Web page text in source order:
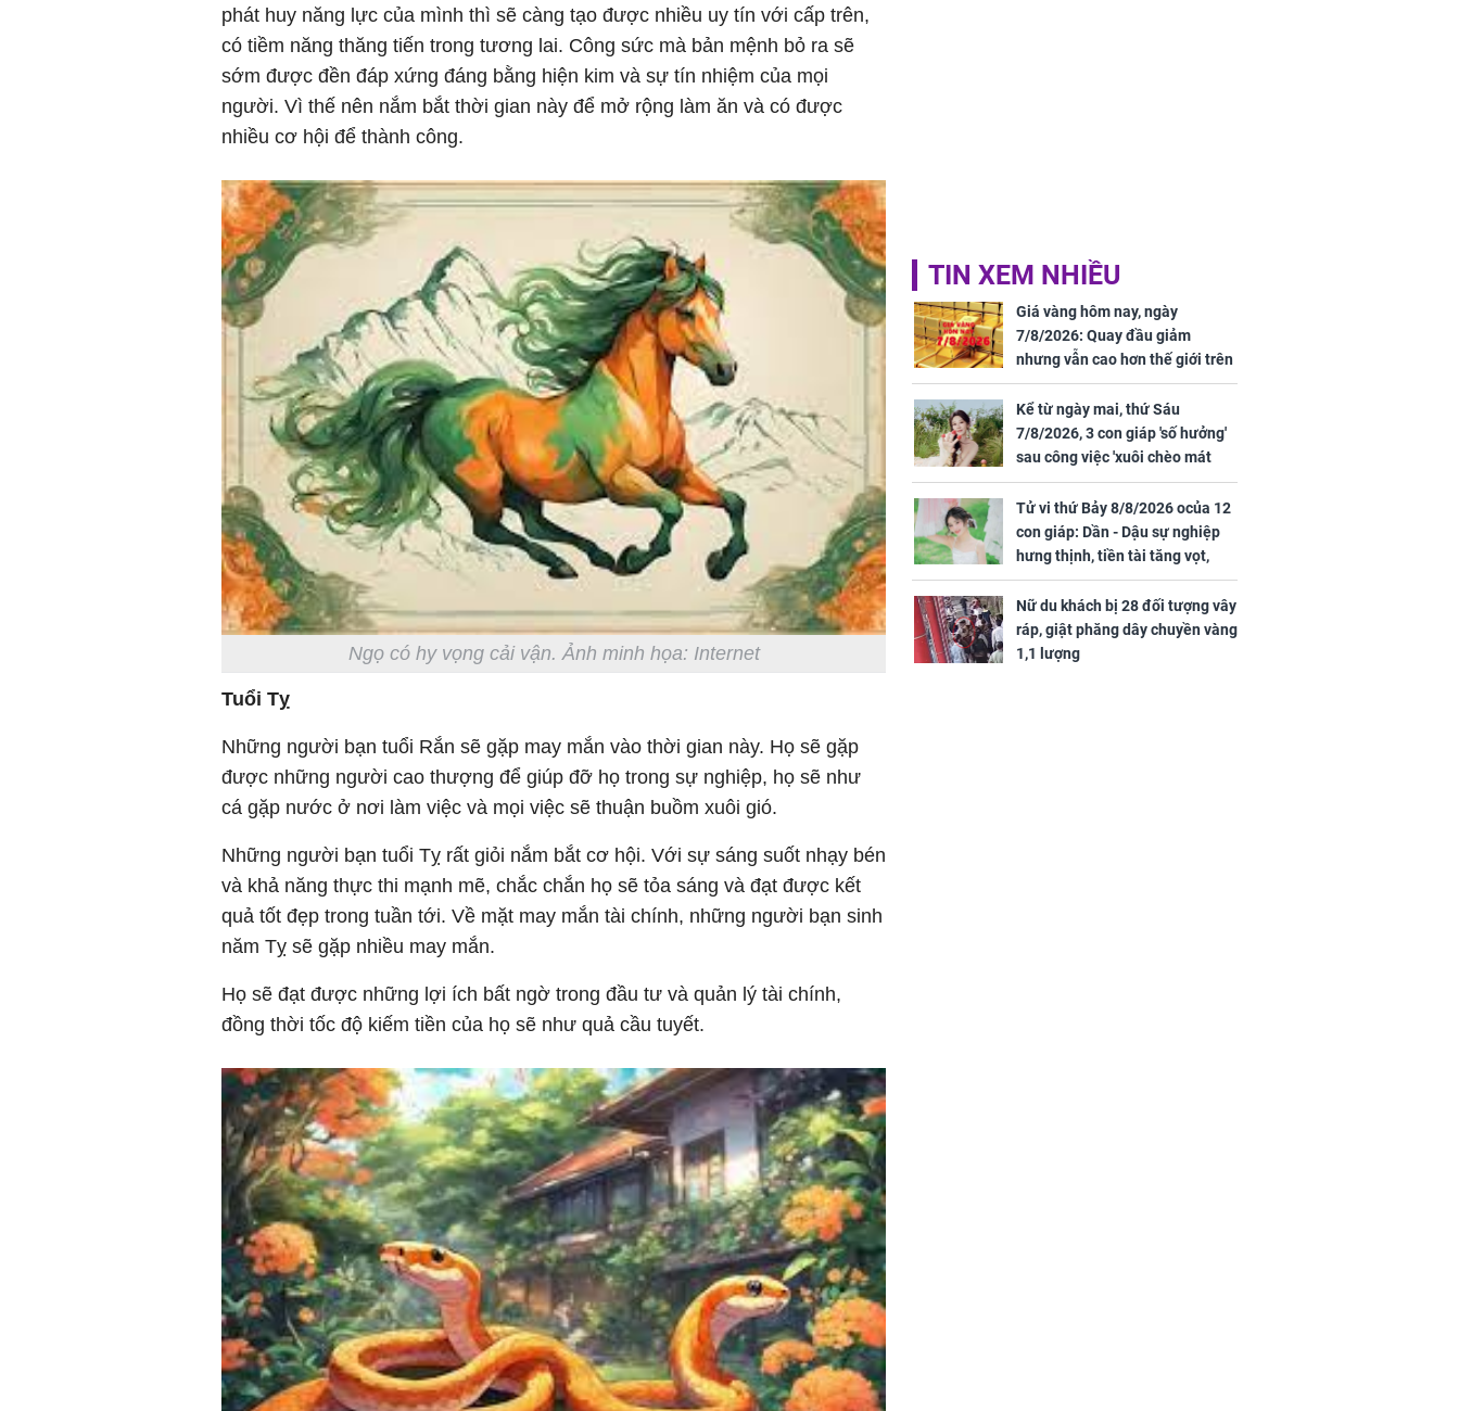
phát huy năng lực của mình thì sẽ càng tạo được nhiều uy tín với cấp trên,
có tiềm năng thăng tiến trong tương lai. Công sức mà bản mệnh bỏ ra sẽ
sớm được đền đáp xứng đáng bằng hiện kim và sự tín nhiệm của mọi
người. Vì thế nên nắm bắt thời gian này để mở rộng làm ăn và có được
nhiều cơ hội để thành công.
Ngọ có hy vọng cải vận. Ảnh minh họa: Internet
Tuổi Tỵ
Những người bạn tuổi Rắn sẽ gặp may mắn vào thời gian này. Họ sẽ gặp
được những người cao thượng để giúp đỡ họ trong sự nghiệp, họ sẽ như
cá gặp nước ở nơi làm việc và mọi việc sẽ thuận buồm xuôi gió.
Những người bạn tuổi Tỵ rất giỏi nắm bắt cơ hội. Với sự sáng suốt nhạy bén
và khả năng thực thi mạnh mẽ, chắc chắn họ sẽ tỏa sáng và đạt được kết
quả tốt đẹp trong tuần tới. Về mặt may mắn tài chính, những người bạn sinh
năm Tỵ sẽ gặp nhiều may mắn.
Họ sẽ đạt được những lợi ích bất ngờ trong đầu tư và quản lý tài chính,
đồng thời tốc độ kiếm tiền của họ sẽ như quả cầu tuyết.
TIN XEM NHIỀU
Giá vàng hôm nay, ngày
7/8/2026: Quay đầu giảm
nhưng vẫn cao hơn thế giới trên
7 triệu đồng
Kể từ ngày mai, thứ Sáu
7/8/2026, 3 con giáp 'số hưởng'
sau công việc 'xuôi chèo mát
mái', tiền tài 'thu về như nước',
tình duyên viên mãn
Tử vi thứ Bảy 8/8/2026 ocủa 12
con giáp: Dần - Dậu sự nghiệp
hưng thịnh, tiền tài tăng vọt,
Mão - Thân công việc bất trắc,
tiền mất tật mang
Nữ du khách bị 28 đối tượng vây
ráp, giật phăng dây chuyền vàng
1,1 lượng